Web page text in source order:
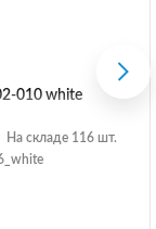
010 white
На складе 116 шт.